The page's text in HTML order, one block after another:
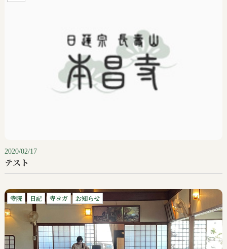
2020/02/17
テスト
寺院 日記 寺ヨガ お知らせ